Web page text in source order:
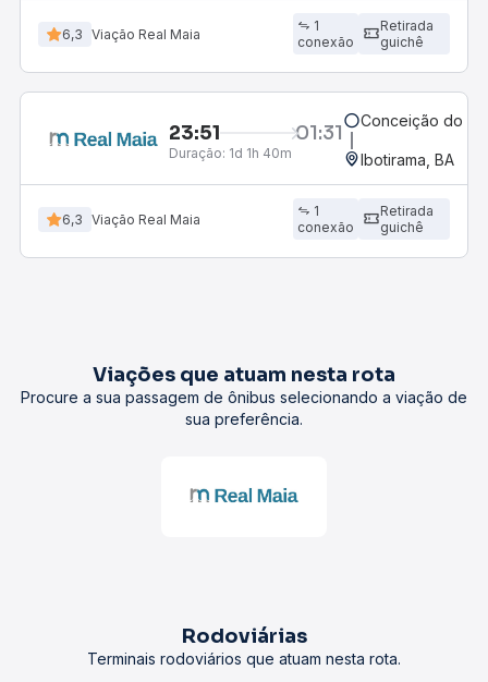
6,3 Viação Real Maia
1
conexão
Retirada
guichê
23:51 01:31
Duração: 1d 1h 40m
Conceição do
Ibotirama, BA
6,3 Viação Real Maia
1
conexão
Retirada
guichê
Viações que atuam nesta rota
Procure a sua passagem de ônibus selecionando a viação de
sua preferência.
Rodoviárias
Terminais rodoviários que atuam nesta rota.